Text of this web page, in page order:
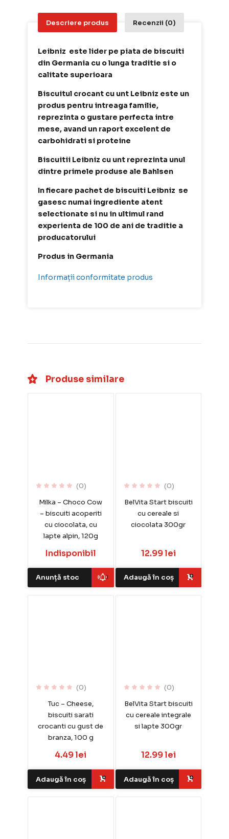
cacao,
Descriere produs Recenzii (0)
Leibniz este lider pe piata de biscuiti
din Germania cu o lunga traditie si o
calitate superioara
Biscuitul crocant cu unt Leibniz este un
produs pentru intreaga familie,
reprezinta o gustare perfecta intre
mese, avand un raport excelent de
carbohidrati si proteine
Biscuitii Leibniz cu unt reprezinta unul
dintre primele produse ale Bahlsen
In fiecare pachet de biscuiti Leibniz se
gasesc numai ingrediente atent
selectionate si nu in ultimul rand
experienta de 100 de ani de traditie a
producatorului
Produs in Germania
Informații conformitate produs
Produse similare
(0)
Milka – Choco Cow
– biscuiti acoperiti
cu ciocolata, cu
lapte alpin, 120g
Indisponibil
Anunță stoc
(0)
BelVita Start biscuiti
cu cereale si
ciocolata 300gr
12.99 lei
Adaugă în coș
(0)
Tuc – Cheese,
biscuiti sarati
crocanti cu gust de
branza, 100 g
4.49 lei
Adaugă în coș
(0)
BelVita Start biscuiti
cu cereale integrale
si lapte 300gr
12.99 lei
Adaugă în coș